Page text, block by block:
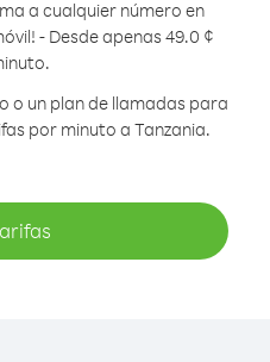
a cualquier número en
- Desde apenas 49.0 ¢
o un plan de llamadas para
por minuto a Tanzania.